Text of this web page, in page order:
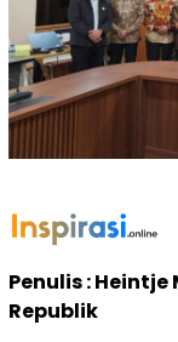
Penulis :
Republik